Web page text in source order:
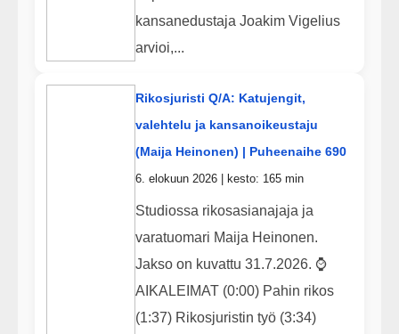
kansanedustaja Joakim Vigelius
arvioi,...
Rikosjuristi Q/A: Katujengit,
valehtelu ja kansanoikeustaju
(Maija Heinonen) | Puheenaihe 690
6. elokuun 2026 | kesto: 165 min
Studiossa rikosasianajaja ja
varatuomari Maija Heinonen.
Jakso on kuvattu 31.7.2026. ⌚
AIKALEIMAT (0:00) Pahin rikos
(1:37) Rikosjuristin työ (3:34)